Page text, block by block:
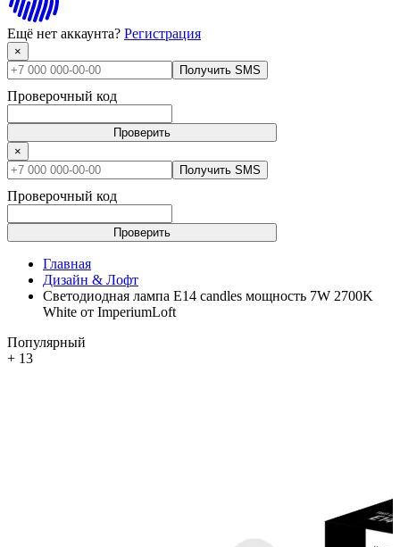
Ещё нет аккаунта? Регистрация
×
Получить SMS
Проверочный код
Проверить
×
Получить SMS
Проверочный код
Проверить
Главная
Дизайн & Лофт
Светодиодная лампа E14 candles мощность 7W 2700K
White от ImperiumLoft
Популярный
+ 13